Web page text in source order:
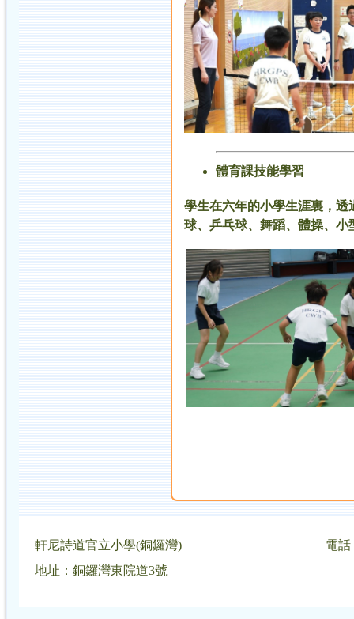
體育課技能學習
學生在六年的小學生涯裏，
球、乒乓球、舞蹈、體操、
軒尼詩道官立小學(銅鑼灣)
電話
地址：銅鑼灣東院道3號